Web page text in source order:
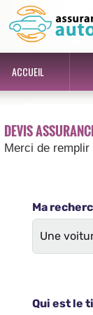
ACCUEIL
DEVIS
Merci de